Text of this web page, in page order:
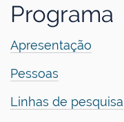
Programa
Apresentação
Pessoas
Linhas de pesquisa